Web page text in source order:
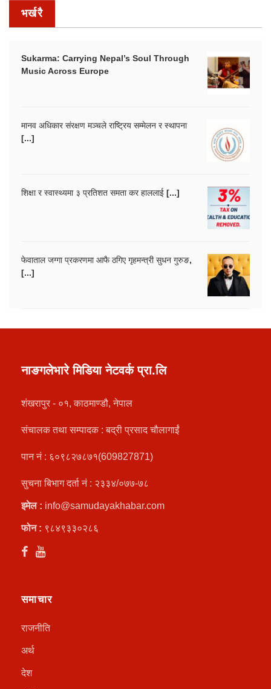
भर्खरै
Sukarma: Carrying Nepal’s Soul Through
Music Across Europe
मानव अधिकार संरक्षण मञ्चले राष्ट्रिय सम्मेलन र स्थापना
[...]
शिक्षा र स्वास्थ्यमा ३ प्रतिशत समता कर हाललाई [...]
फेवाताल जग्गा प्रकरणमा आफै ठगिए गृहमन्त्री सुधन गुरुङ,
[...]
नाङगलेभारे मिडिया नेटवर्क प्रा.लि
शंखरापुर - ०१, काठमाण्डौ, नेपाल
संचालक तथा सम्पादक : बद्री प्रसाद चौलागाईं
पान नं : ६०९८२७८७१(609827871)
सुचना बिभाग दर्ता नं : २३३४/०७७-७८
इमेल : info@samudayakhabar.com
फोन : ९८४९३३०२८६
समाचार
राजनीति
अर्थ
देश